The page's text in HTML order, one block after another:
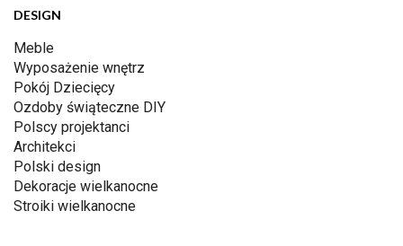
DESIGN
Meble
Wyposażenie wnętrz
Pokój Dziecięcy
Ozdoby świąteczne DIY
Polscy projektanci
Architekci
Polski design
Dekoracje wielkanocne
Stroiki wielkanocne